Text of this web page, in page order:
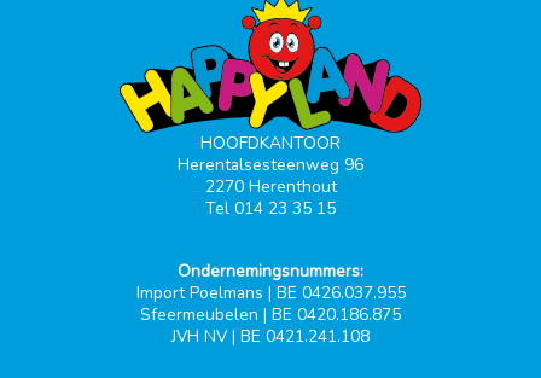
HOOFDKANTOOR
Herentalsesteenweg 96
2270 Herenthout
Tel 014 23 35 15
Ondernemingsnummers:
Import Poelmans | BE 0426.037.955
Sfeermeubelen | BE 0420.186.875
JVH NV | BE 0421.241.108